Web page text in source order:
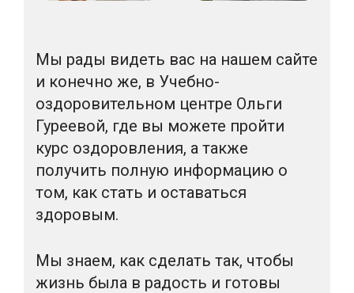
Мы рады видеть вас на нашем сайте
и конечно же, в Учебно-
оздоровительном центре Ольги
Гуреевой, где вы можете пройти
курс оздоровления, а также
получить полную информацию о
том, как стать и оставаться
здоровым.
Мы знаем, как сделать так, чтобы
жизнь была в радость и готовы